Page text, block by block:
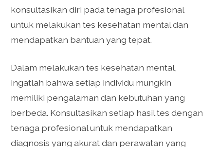
konsultasikan diri pada tenaga profesional
untuk melakukan tes kesehatan mental dan
mendapatkan bantuan yang tepat.
Dalam melakukan tes kesehatan mental,
ingatlah bahwa setiap individu mungkin
memiliki pengalaman dan kebutuhan yang
berbeda. Konsultasikan setiap hasil tes dengan
tenaga profesional untuk mendapatkan
diagnosis yang akurat dan perawatan yang